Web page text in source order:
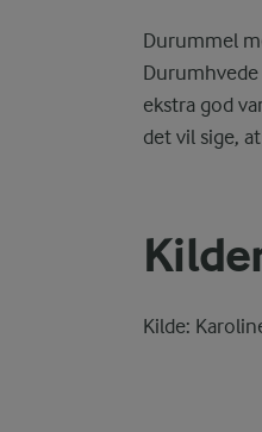
Durummel
ekstra god
det vil sige,
Kilde: